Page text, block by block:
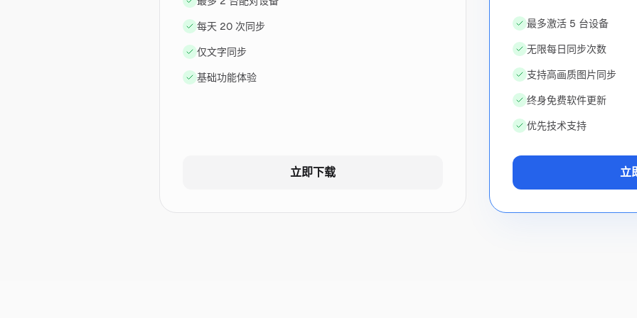
每天 20 次同步
仅文字同步
基础功能体验
立即下载
最多激活 5 台设备
无限每日同步次数
支持高画质图片同步
终身免费软件更新
优先技术支持
立